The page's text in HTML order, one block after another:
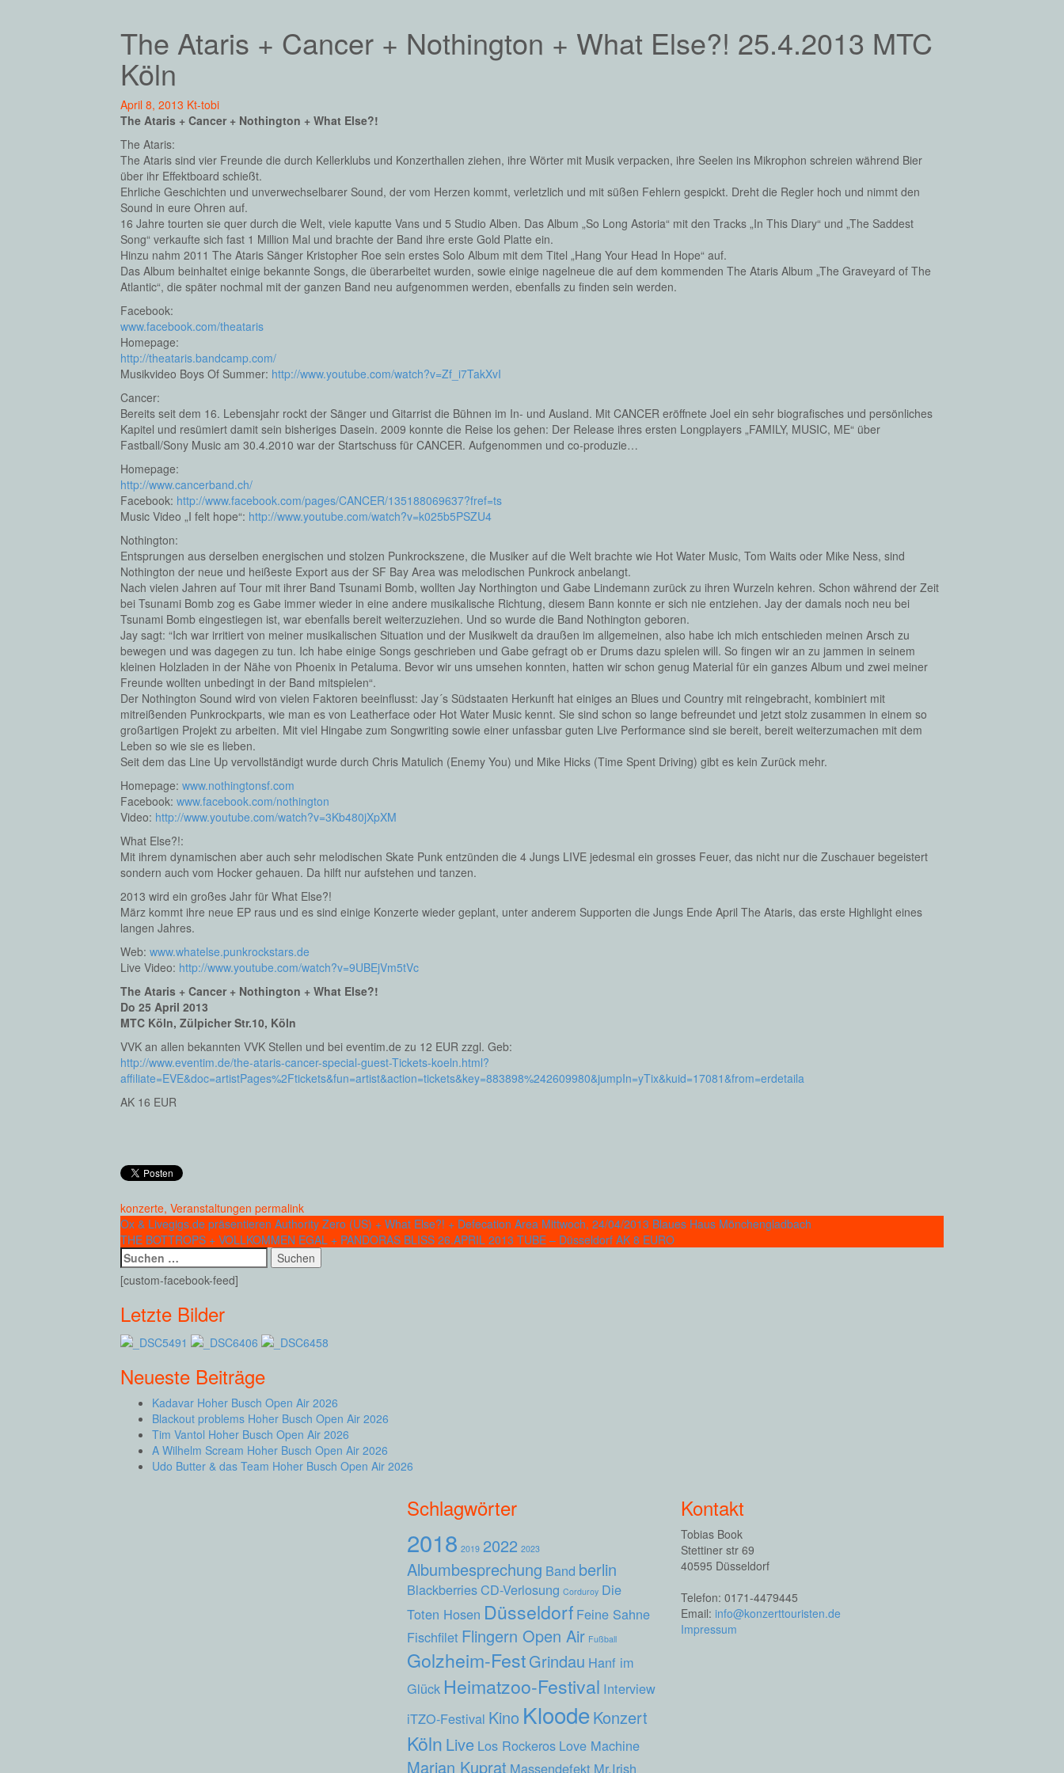
The Ataris + Cancer + Nothington + What Else?! 25.4.2013 MTC
Köln
April 8, 2013 Kt-tobi
The Ataris + Cancer + Nothington + What Else?!
The Ataris:
The Ataris sind vier Freunde die durch Kellerklubs und Konzerthallen ziehen, ihre Wörter mit Musik verpacken, ihre Seelen ins Mikrophon schreien während Bier
über ihr Effektboard schießt.
Ehrliche Geschichten und unverwechselbarer Sound, der vom Herzen kommt, verletzlich und mit süßen Fehlern gespickt. Dreht die Regler hoch und nimmt den
Sound in eure Ohren auf.
16 Jahre tourten sie quer durch die Welt, viele kaputte Vans und 5 Studio Alben. Das Album „So Long Astoria“ mit den Tracks „In This Diary“ und „The Saddest
Song“ verkaufte sich fast 1 Million Mal und brachte der Band ihre erste Gold Platte ein.
Hinzu nahm 2011 The Ataris Sänger Kristopher Roe sein erstes Solo Album mit dem Titel „Hang Your Head In Hope“ auf.
Das Album beinhaltet einige bekannte Songs, die überarbeitet wurden, sowie einige nagelneue die auf dem kommenden The Ataris Album „The Graveyard of The
Atlantic“, die später nochmal mit der ganzen Band neu aufgenommen werden, ebenfalls zu finden sein werden.
Facebook:
www.facebook.com/theataris
Homepage:
http://theataris.bandcamp.com/
Musikvideo Boys Of Summer: http://www.youtube.com/watch?v=Zf_i7TakXvI
Cancer:
Bereits seit dem 16. Lebensjahr rockt der Sänger und Gitarrist die Bühnen im In- und Ausland. Mit CANCER eröffnete Joel ein sehr biografisches und persönliches
Kapitel und resümiert damit sein bisheriges Dasein. 2009 konnte die Reise los gehen: Der Release ihres ersten Longplayers „FAMILY, MUSIC, ME“ über
Fastball/Sony Music am 30.4.2010 war der Startschuss für CANCER. Aufgenommen und co-produzie…
Homepage:
http://www.cancerband.ch/
Facebook: http://www.facebook.com/pages/CANCER/135188069637?fref=ts
Music Video „I felt hope“: http://www.youtube.com/watch?v=k025b5PSZU4
Nothington:
Entsprungen aus derselben energischen und stolzen Punkrockszene, die Musiker auf die Welt brachte wie Hot Water Music, Tom Waits oder Mike Ness, sind
Nothington der neue und heißeste Export aus der SF Bay Area was melodischen Punkrock anbelangt.
Nach vielen Jahren auf Tour mit ihrer Band Tsunami Bomb, wollten Jay Northington und Gabe Lindemann zurück zu ihren Wurzeln kehren. Schon während der Zeit
bei Tsunami Bomb zog es Gabe immer wieder in eine andere musikalische Richtung, diesem Bann konnte er sich nie entziehen. Jay der damals noch neu bei
Tsunami Bomb eingestiegen ist, war ebenfalls bereit weiterzuziehen. Und so wurde die Band Nothington geboren.
Jay sagt: “Ich war irritiert von meiner musikalischen Situation und der Musikwelt da draußen im allgemeinen, also habe ich mich entschieden meinen Arsch zu
bewegen und was dagegen zu tun. Ich habe einige Songs geschrieben und Gabe gefragt ob er Drums dazu spielen will. So fingen wir an zu jammen in seinem
kleinen Holzladen in der Nähe von Phoenix in Petaluma. Bevor wir uns umsehen konnten, hatten wir schon genug Material für ein ganzes Album und zwei meiner
Freunde wollten unbedingt in der Band mitspielen“.
Der Nothington Sound wird von vielen Faktoren beeinflusst: Jay´s Südstaaten Herkunft hat einiges an Blues und Country mit reingebracht, kombiniert mit
mitreißenden Punkrockparts, wie man es von Leatherface oder Hot Water Music kennt. Sie sind schon so lange befreundet und jetzt stolz zusammen in einem so
großartigen Projekt zu arbeiten. Mit viel Hingabe zum Songwriting sowie einer unfassbar guten Live Performance sind sie bereit, bereit weiterzumachen mit dem
Leben so wie sie es lieben.
Seit dem das Line Up vervollständigt wurde durch Chris Matulich (Enemy You) und Mike Hicks (Time Spent Driving) gibt es kein Zurück mehr.
Homepage: www.nothingtonsf.com
Facebook: www.facebook.com/nothington
Video: http://www.youtube.com/watch?v=3Kb480jXpXM
What Else?!:
Mit ihrem dynamischen aber auch sehr melodischen Skate Punk entzünden die 4 Jungs LIVE jedesmal ein grosses Feuer, das nicht nur die Zuschauer begeistert
sondern auch vom Hocker gehauen. Da hilft nur aufstehen und tanzen.
2013 wird ein großes Jahr für What Else?!
März kommt ihre neue EP raus und es sind einige Konzerte wieder geplant, unter anderem Supporten die Jungs Ende April The Ataris, das erste Highlight eines
langen Jahres.
Web: www.whatelse.punkrockstars.de
Live Video: http://www.youtube.com/watch?v=9UBEjVm5tVc
The Ataris + Cancer + Nothington + What Else?!
Do 25 April 2013
MTC Köln, Zülpicher Str.10, Köln
VVK an allen bekannten VVK Stellen und bei eventim.de zu 12 EUR zzgl. Geb:
http://www.eventim.de/the-ataris-cancer-special-guest-Tickets-koeln.html?
affiliate=EVE&doc=artistPages%2Ftickets&fun=artist&action=tickets&key=883898%242609980&jumpIn=yTix&kuid=17081&from=erdetaila
AK 16 EUR
konzerte, Veranstaltungen permalink
Post
navigation
Ox & Livegigs.de präsentieren Authority Zero (US) + What Else?! + Defecation Area Mittwoch, 24/04/2013 Blaues Haus Mönchengladbach
THE BOTTROPS + VOLLKOMMEN EGAL + PANDORAS BLISS 26.APRIL 2013 TUBE – Düsseldorf AK 8 EURO
Suchen
nach:
[custom-facebook-feed]
Letzte Bilder
Neueste Beiträge
Kadavar Hoher Busch Open Air 2026
Blackout problems Hoher Busch Open Air 2026
Tim Vantol Hoher Busch Open Air 2026
A Wilhelm Scream Hoher Busch Open Air 2026
Udo Butter & das Team Hoher Busch Open Air 2026
Schlagwörter
2018 2019 2022 2023
Albumbesprechung Band berlin
Blackberries CD-Verlosung Corduroy Die
Toten Hosen Düsseldorf Feine Sahne
Fischfilet Flingern Open Air Fußball
Golzheim-FestGrindau Hanf im
Glück Heimatzoo-Festival Interview
iTZO-Festival Kino KloodeKonzert
Köln Live Los Rockeros Love Machine
Marian Kuprat Massendefekt Mr.Irish
Kontakt
Tobias Book
Stettiner str 69
40595 Düsseldorf
Telefon: 0171-4479445
Email: info@konzerttouristen.de
Impressum